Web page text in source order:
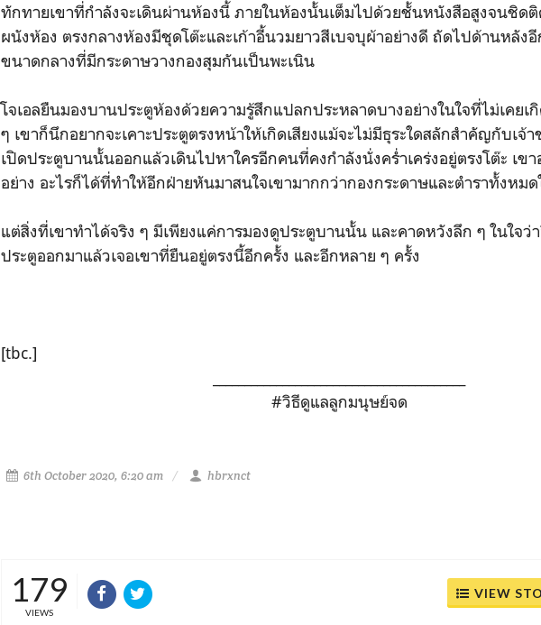
ทักทายเขาที่กำลังจะเดินผ่านห้องนี้ ภายในห้องนั้นเต็มไปด้วยชั้นหนังสือสูงจนชิดติ
ผนังห้อง ตรงกลางห้องมีชุดโต๊ะและเก้าอี้นวมยาวสีเบจบุผ้าอย่างดี ถัดไปด้านหลัง
ขนาดกลางที่มีกระดาษวางกองสุมกันเป็นพะเนิน
โจเอลยืนมองบานประตูห้องด้วยความรู้สึกแปลกประหลาดบางอย่างในใจที่ไม่เคย
ๆ เขาก็นึกอยากจะเคาะประตูตรงหน้าให้เกิดเสียงแม้จะไม่มีธุระใดสลักสำคัญกับเจ้า
เปิดประตูบานนั้นออกแล้วเดินไปหาใครอีกคนที่คงกำลังนั่งคร่ำเคร่งอยู่ตรงโต๊ะ เขา
อย่าง อะไรก็ได้ที่ทำให้อีกฝ่ายหันมาสนใจเขามากกว่ากองกระดาษและตำราทั้งหม
แต่สิ่งที่เขาทำได้จริง ๆ มีเพียงแค่การมองดูประตูบานนั้น และคาดหวังลึก ๆ ในใจว่
ประตูออกมาแล้วเจอเขาที่ยืนอยู่ตรงนี้อีกครั้ง และอีกหลาย ๆ ครั้ง
[tbc.]
#วิธีดูแลลูกมนุษย์จด
6th October 2020, 6:20 am hbrxnct
179
VIEWS
VIEW